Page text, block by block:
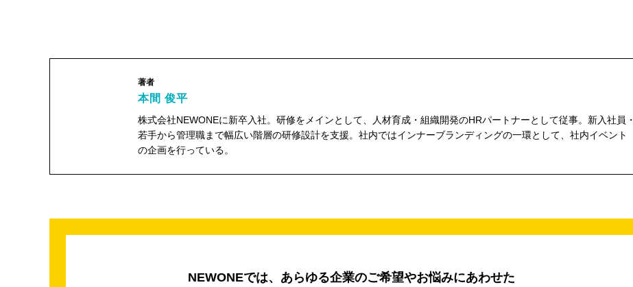
著者
本間 俊平
株式会社NEWONEに新卒入社。研修をメインとして、人材育成・組織開発のHRパートナーとして従事。新入社員・
若手から管理職まで幅広い階層の研修設計を支援。社内ではインナーブランディングの一環として、社内イベント
の企画を行っている。
NEWONEでは、あらゆる企業のご希望やお悩みにあわせた